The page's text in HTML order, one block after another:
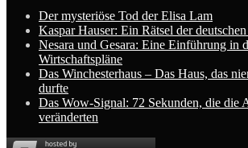
Der mysteriöse Tod der Elisa Lam
Kaspar Hauser: Ein Rätsel der
Nesara und Gesara: Eine Einführung in
Wirtschaftspläne
Das Winchesterhaus – Das Haus, das
durfte
Das Wow-Signal: 72 Sekunden, die die
veränderten